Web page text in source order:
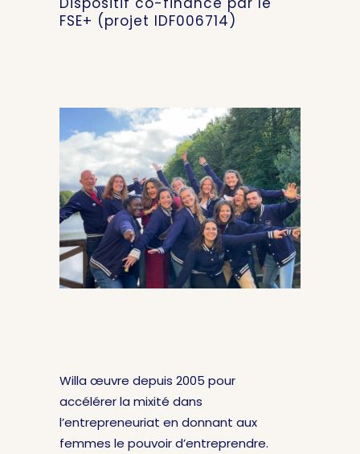
FSE+ (projet IDF006714)
Willa œuvre depuis 2005 pour
accélérer la mixité dans
l’entrepreneuriat en donnant aux
femmes le pouvoir d’entreprendre.